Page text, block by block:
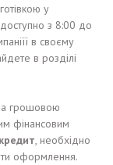
у
з 8:00 до
в своєму
в розділі
грошовою
фінансовим
, необхідно
оформлення.